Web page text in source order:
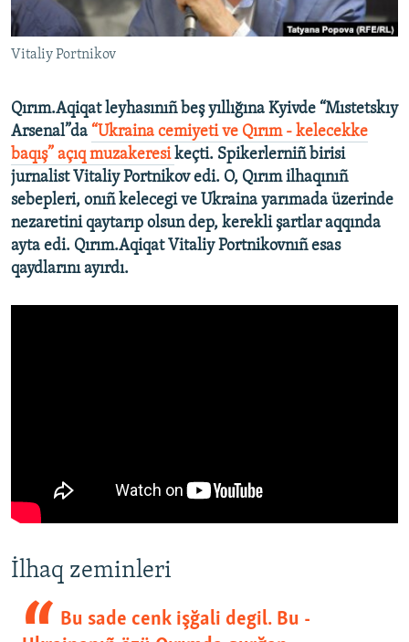
Русский
Українською
RFE/RS bütün saytları
Vitaliy Portnikov
Qırım.Aqiqat leyhasınıñ beş yıllığına Kyivde “Mıstetskıy
Arsenal”da “Ukraina cemiyeti ve Qırım - kelecekke
baqış” açıq muzakeresikeçti. Spikerlerniñ birisi
jurnalist Vitaliy Portnikov edi. O, Qırım ilhaqınıñ
sebepleri, onıñ kelecegi ve Ukraina yarımada üzerinde
nezaretini qaytarıp olsun dep, kerekli şartlar aqqında
ayta edi. Qırım.Aqiqat Vitaliy Portnikovnıñ esas
qaydlarını ayırdı.
İlhaq zeminleri
Bu sade cenk işğali degil. Bu -